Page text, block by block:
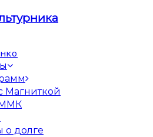
Магниткой
ММК
о долге